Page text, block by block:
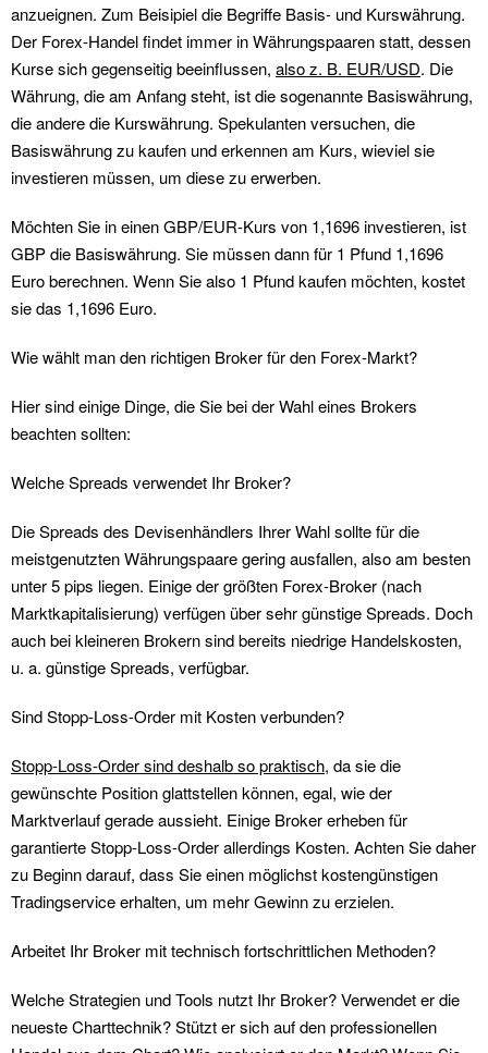
anzueignen. Zum Beisipiel die Begriffe Basis- und Kurswährung.
Der Forex-Handel findet immer in Währungspaaren statt, dessen
Kurse sich gegenseitig beeinflussen, also z. B. EUR/USD. Die
Währung, die am Anfang steht, ist die sogenannte Basiswährung,
die andere die Kurswährung. Spekulanten versuchen, die
Basiswährung zu kaufen und erkennen am Kurs, wieviel sie
investieren müssen, um diese zu erwerben.
Möchten Sie in einen GBP/EUR-Kurs von 1,1696 investieren, ist
GBP die Basiswährung. Sie müssen dann für 1 Pfund 1,1696
Euro berechnen. Wenn Sie also 1 Pfund kaufen möchten, kostet
sie das 1,1696 Euro.
Wie wählt man den richtigen Broker für den Forex-Markt?
Hier sind einige Dinge, die Sie bei der Wahl eines Brokers
beachten sollten:
Welche Spreads verwendet Ihr Broker?
Die Spreads des Devisenhändlers Ihrer Wahl sollte für die
meistgenutzten Währungspaare gering ausfallen, also am besten
unter 5 pips liegen. Einige der größten Forex-Broker (nach
Marktkapitalisierung) verfügen über sehr günstige Spreads. Doch
auch bei kleineren Brokern sind bereits niedrige Handelskosten,
u. a. günstige Spreads, verfügbar.
Sind Stopp-Loss-Order mit Kosten verbunden?
Stopp-Loss-Order sind deshalb so praktisch, da sie die
gewünschte Position glattstellen können, egal, wie der
Marktverlauf gerade aussieht. Einige Broker erheben für
garantierte Stopp-Loss-Order allerdings Kosten. Achten Sie daher
zu Beginn darauf, dass Sie einen möglichst kostengünstigen
Tradingservice erhalten, um mehr Gewinn zu erzielen.
Arbeitet Ihr Broker mit technisch fortschrittlichen Methoden?
Welche Strategien und Tools nutzt Ihr Broker? Verwendet er die
neueste Charttechnik? Stützt er sich auf den professionellen